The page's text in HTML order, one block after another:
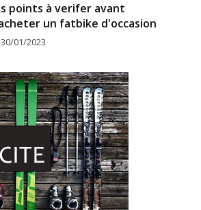
points à verifer avant
un fatbike d'occasion
30/01/2023